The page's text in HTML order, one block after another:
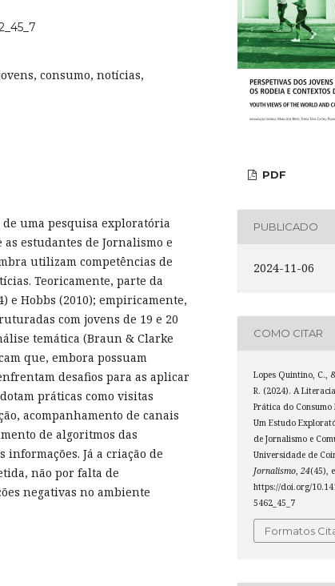
consumo, notícias,
uma pesquisa exploratória
estudantes de Jornalismo e
utilizam competências de
Teoricamente, parte da
e Hobbs (2010); empiricamente,
com jovens de 19 e 20
temática (Braun & Clarke
que, embora possuam
desafios para as aplicar
práticas como visitas
acompanhamento de canais
de algoritmos das
informações. Já a criação de
não por falta de
negativas no ambiente
PDF
PUBLICADO
2024-11-06
COMO CITAR
Lopes Quintino, C.,
R. (2024). A
Prática do Consumo
Um Estudo
de Jornalismo e
Universidade de
Jornalismo,24(45),
https://doi.org/
5462_45_7
Formatos